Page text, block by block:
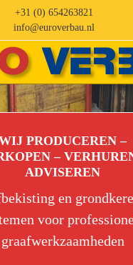
+31 (0) 654263821
info@euroverbau.nl
PRODUCEREN –
–
ADVISEREN
en
voor
graafwerkzaamheden